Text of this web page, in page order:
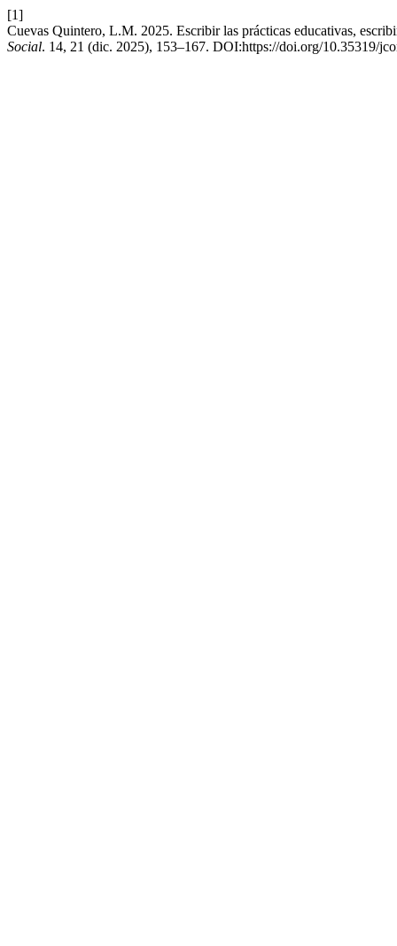
[1]
Cuevas Quintero, L.M. 2025. Escribir las prácticas educativas,
Social. 14, 21 (dic. 2025), 153–167. DOI:https://doi.org/10.35319/